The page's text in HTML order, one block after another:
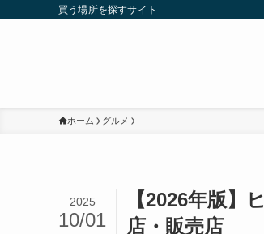
買う場所を探すサイト
ホーム グルメ
【2026年版
店・販売店
2025
10/01